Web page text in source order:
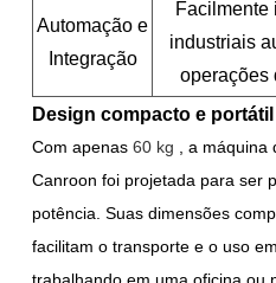
Automação e
Integração
Facilmente
industriais
operações
Design compacto e portátil
Com apenas 60 kg
, a
Canroon foi projetada para ser
potência. Suas dimensões
facilitam o transporte e o uso
trabalhando em uma oficina ou